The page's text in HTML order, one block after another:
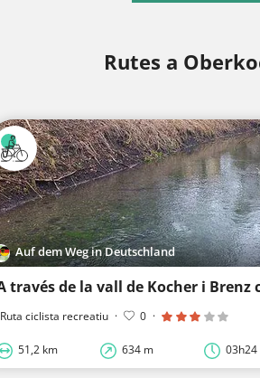
Rutes a
Auf dem Weg in Deutschland
Ruta ciclista recreatiu · 0 ·
51,2 km 634 m 03h24